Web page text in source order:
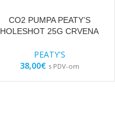
CO2 PUMPA PEATY’S
HOLESHOT 25G CRVENA
PEATY'S
38,00€ s PDV-om